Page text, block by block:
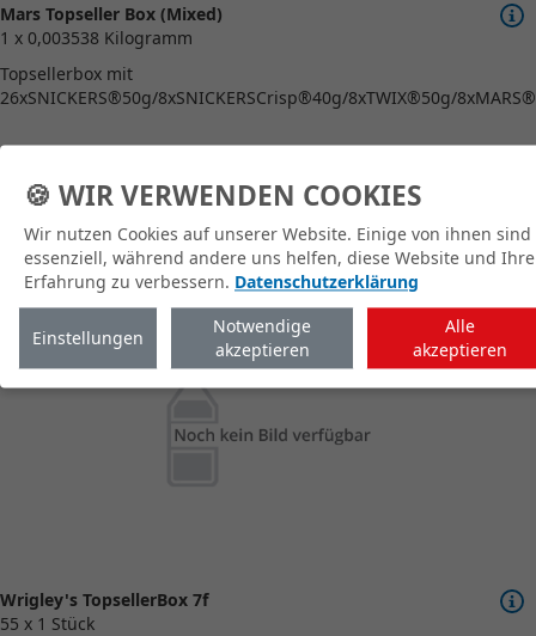
Mars Topseller Box (Mixed)
1 x 0,003538 Kilogramm
Topsellerbox mit
26xSNICKERS®50g/8xSNICKERSCrisp®40g/8xTWIX®50g/
zum Shop
Wrigley's TopsellerBox 7f
55 x 1 Stück
🍪 WIR VERWENDEN COOKIES
Wir nutzen Cookies auf unserer Website. Einige von ihnen sind
essenziell, während andere uns helfen, diese Website und Ihre
Erfahrung zu verbessern. Datenschutzerklärung
Einstellungen
Notwendige
akzeptieren
Alle
akzeptieren